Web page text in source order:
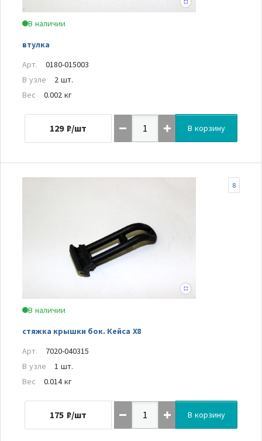
В наличии
втулка
Арт.
0180-015003
В узле
2 шт.
Вес
0.002 кг
129 ₽/шт В корзину
В наличии
стяжка крышки бок. Кейса Х8
8
Арт.
7020-040315
В узле
1 шт.
Вес
0.014 кг
175 ₽/шт В корзину